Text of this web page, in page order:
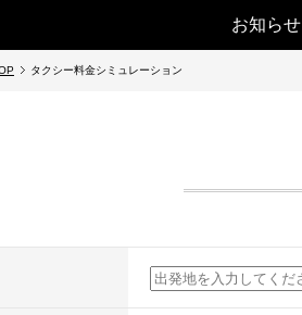
お知らせ
タクシー料金シミュレーション